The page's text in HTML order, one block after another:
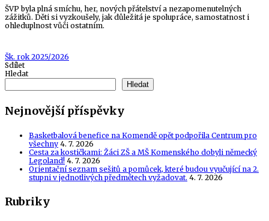
ŠVP byla plná smíchu, her, nových přátelství a nezapomenutelných
zážitků. Děti si vyzkoušely, jak důležitá je spolupráce, samostatnost i
ohleduplnost vůči ostatním.
Tags
Šk. rok 2025/2026
Sdílet
Hledat
Hledat
Nejnovější příspěvky
Basketbalová benefice na Komendě opět podpořila Centrum pro
všechny 4. 7. 2026
Cesta za kostičkami: Žáci ZŠ a MŠ Komenského dobyli německý
Legoland! 4. 7. 2026
Orientační seznam sešitů a pomůcek, které budou vyučující na 2.
stupni v jednotlivých předmětech vyžadovat. 4. 7. 2026
Rubriky